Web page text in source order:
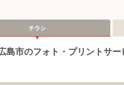
チラシ
島市のフォト・プリントサ